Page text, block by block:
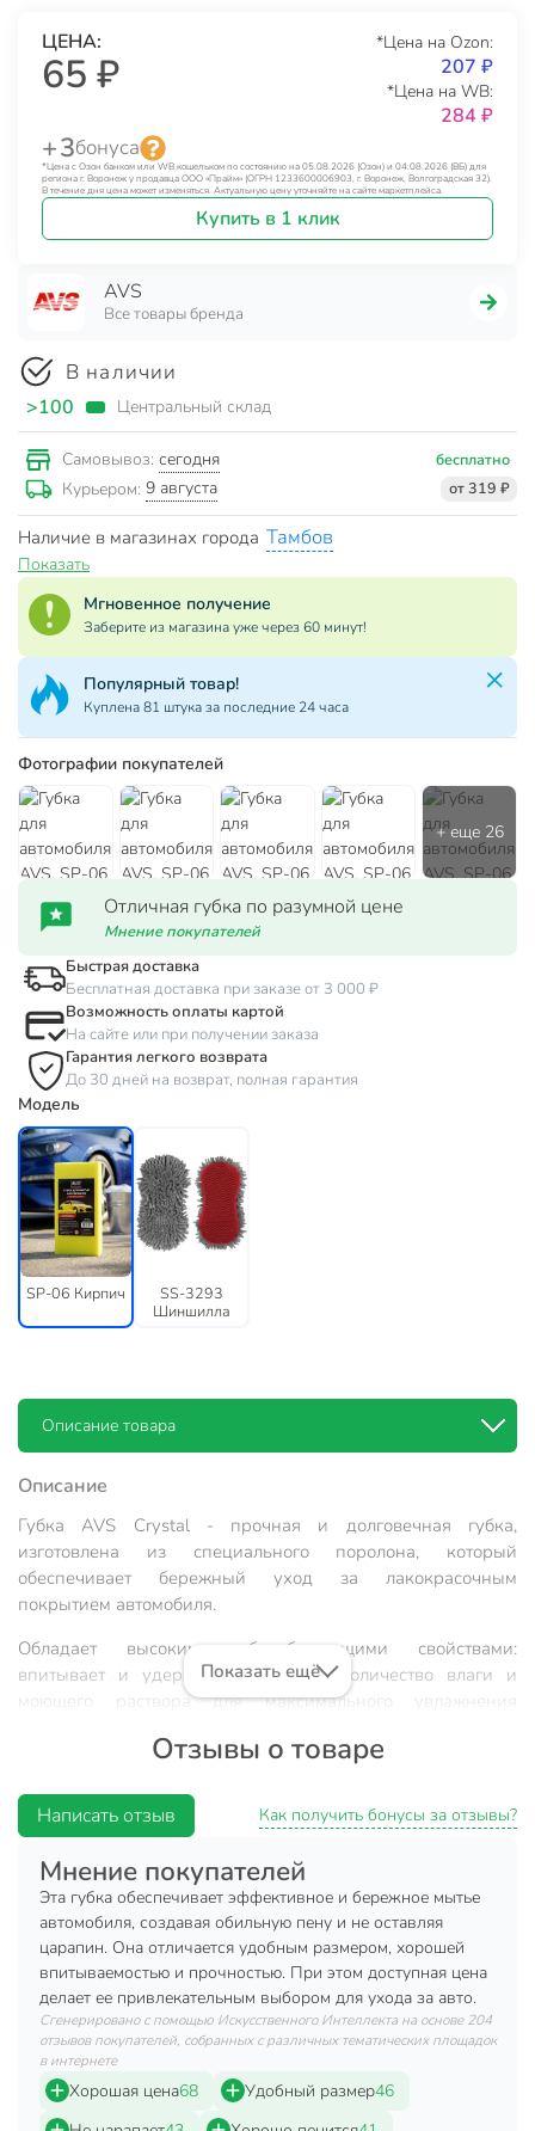
ЦЕНА:
65 ₽
*Цена на Ozon:
207 ₽
*Цена на WB:
284 ₽
+ 3бонуса
*Цена с Озон банком или WB кошельком по состоянию на 05.08.2026 (Озон) и 04.08.2026 (ВБ) для
региона г. Воронеж у продавца ООО «Прайм» (ОГРН 1233600006903, г. Воронеж, Волгоградская 32).
В течение дня цена может изменяться. Актуальную цену уточняйте на сайте маркетплейса.
Купить в 1 клик
AVS
Все товары бренда
В наличии
>100 Центральный склад
Самовывоз: сегодня бесплатно
Курьером: 9 августа от 319 ₽
Наличие в магазинах города Тамбов
Показать
Мгновенное получение
Заберите из магазина уже через 60 минут!
Популярный товар!
Куплена 81 штука за последние 24 часа
Фотографии покупателей
Отличная губка по разумной цене
Мнение покупателей
Быстрая доставка
Бесплатная доставка при заказе от 3 000 ₽
Возможность оплаты картой
На сайте или при получении заказа
Гарантия легкого возврата
До 30 дней на возврат, полная гарантия
Модель
SP-06 Кирпич
SS-3293
Шиншилла
Описание товара
Описание
Губка AVS Crystal - прочная и долговечная губка,
изготовлена из специального поролона, который
обеспечивает бережный уход за лакокрасочным
покрытием автомобиля.
Обладает высокими абсорбирующими свойствами:
впитывает и удерживает большое количество влаги и
моющего раствора для максимального увлажнения
форму, хорошо выполаскивается и быстро сохнет.
Вы можете приобрести «Губка для автомобиля, AVS, SP-06
Кирпич, A80918S, поролон, 20х10х5 см» и другие товары в
бесплатным самовывозом.
Техническая информация
Материал
поролон
Бренд
AVS
Страна производства
Назначение
для автомобиля
Показать ещё
Отзывы о товаре
Написать отзыв Как получить бонусы за отзывы?
Мнение покупателей
Эта губка обеспечивает эффективное и бережное мытье
автомобиля, создавая обильную пену и не оставляя
царапин. Она отличается удобным размером, хорошей
впитываемостью и прочностью. При этом доступная цена
делает ее привлекательным выбором для ухода за авто.
Сгенерировано с помощью Искусственного Интеллекта на основе 204
отзывов покупателей, собранных с различных тематических площадок
в интернете
Хорошая цена68 Удобный размер46